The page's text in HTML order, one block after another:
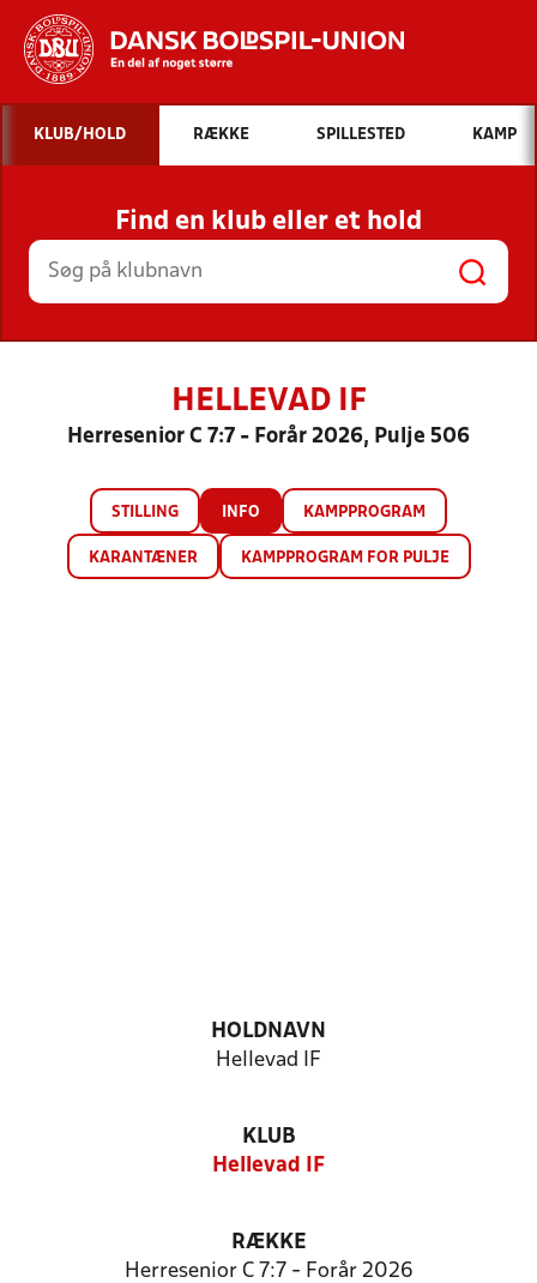
Hvad vil du søge efter?
INDHOLD OG NYHEDER
STILLINGER, RESULTATER, KLUBBER OG
HOLD
KLUB/HOLD RÆKKE SPILLESTED KAMP
Find en klub eller et hold
HELLEVAD IF
Herresenior C 7:7 - Forår 2026, Pulje 506
STILLING INFO KAMPPROGRAM
KARANTÆNER KAMPPROGRAM FOR PULJE
HOLDNAVN
Hellevad IF
KLUB
Hellevad IF
RÆKKE
Herresenior C 7:7 - Forår 2026